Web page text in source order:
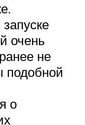
очень
не
подобной
о